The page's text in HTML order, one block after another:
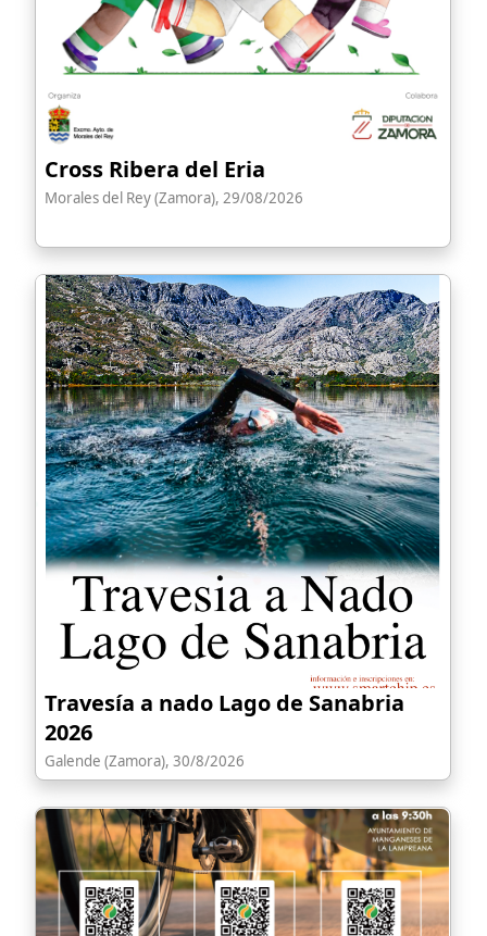
Cross Ribera del Eria
Morales del Rey (Zamora), 29/08/2026
Travesía a nado Lago de Sanabria
2026
Galende (Zamora), 30/8/2026